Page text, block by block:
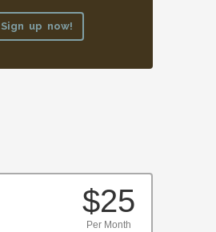
Sign up now!
$25
Per Month